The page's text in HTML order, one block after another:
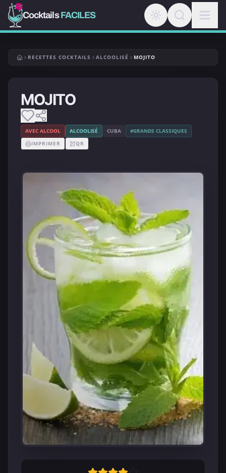
CocktailsFACILES
RECETTES COCKTAILS ALCOOLISÉ MOJITO
MOJITO
AVEC ALCOOL ALCOOLISÉ CUBA
#GRANDS CLASSIQUES
IMPRIMER
QR